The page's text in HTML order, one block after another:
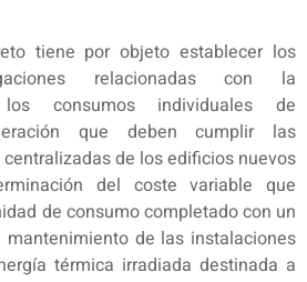
tiene por objeto establecer los
relacionadas con la
consumos individuales de
que deben cumplir las
de los edificios nuevos
del coste variable que
de consumo completado con un
de las instalaciones
térmica irradiada destinada a